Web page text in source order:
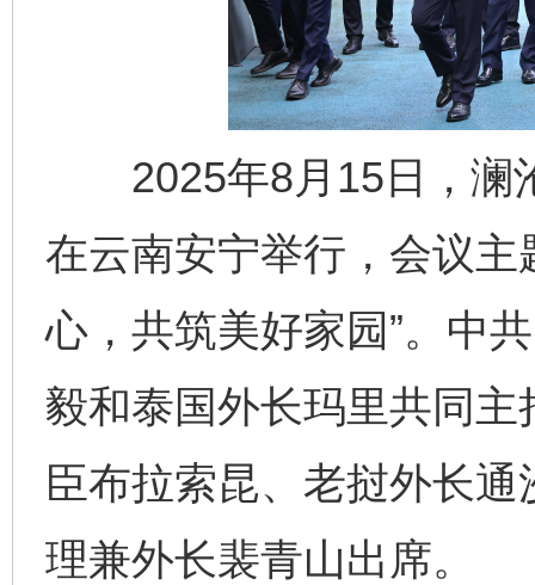
2025年8月15日，澜
在云南安宁举行，会议主
心，共筑美好家园”。中
毅和泰国外长玛里共同
臣布拉索昆、老挝外长
理兼外长裴青山出席。